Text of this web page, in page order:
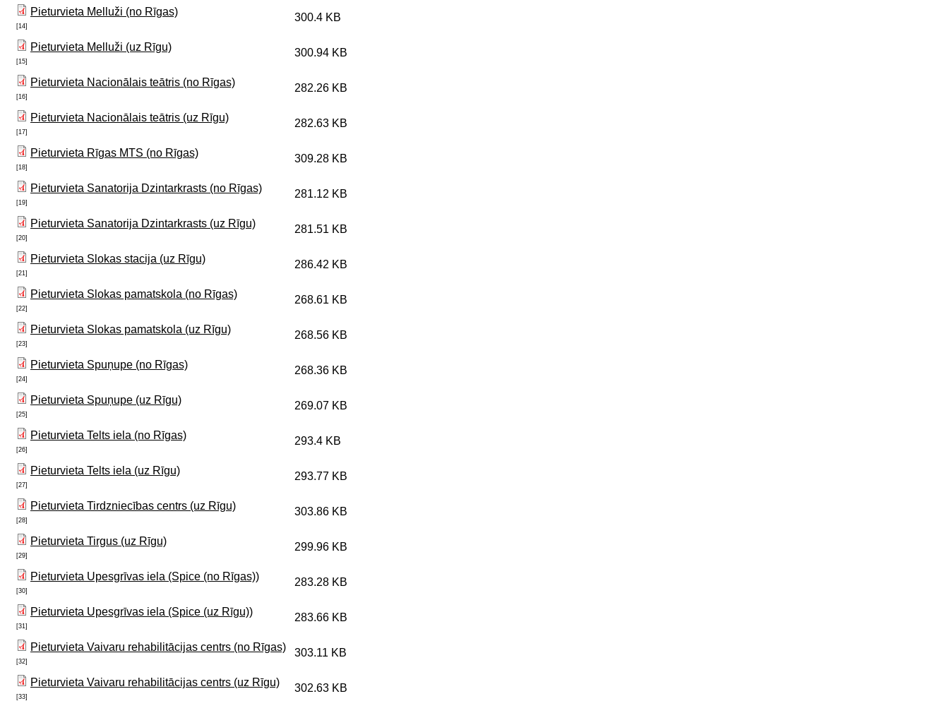
Pieturvieta Melluži (no Rīgas)
[14]
300.4 KB
Pieturvieta Melluži (uz Rīgu)
[15]
300.94 KB
Pieturvieta Nacionālais teātris (no Rīgas)
[16]
282.26 KB
Pieturvieta Nacionālais teātris (uz Rīgu)
[17]
282.63 KB
Pieturvieta Rīgas MTS (no Rīgas)
[18]
309.28 KB
Pieturvieta Sanatorija Dzintarkrasts (no Rīgas)
[19]
281.12 KB
Pieturvieta Sanatorija Dzintarkrasts (uz Rīgu)
[20]
281.51 KB
Pieturvieta Slokas stacija (uz Rīgu)
[21]
286.42 KB
Pieturvieta Slokas pamatskola (no Rīgas)
[22]
268.61 KB
Pieturvieta Slokas pamatskola (uz Rīgu)
[23]
268.56 KB
Pieturvieta Spuņupe (no Rīgas)
[24]
268.36 KB
Pieturvieta Spuņupe (uz Rīgu)
[25]
269.07 KB
Pieturvieta Telts iela (no Rīgas)
[26]
293.4 KB
Pieturvieta Telts iela (uz Rīgu)
[27]
293.77 KB
Pieturvieta Tirdzniecības centrs (uz Rīgu)
[28]
303.86 KB
Pieturvieta Tirgus (uz Rīgu)
[29]
299.96 KB
Pieturvieta Upesgrīvas iela (Spice (no Rīgas))
[30]
283.28 KB
Pieturvieta Upesgrīvas iela (Spice (uz Rīgu))
[31]
283.66 KB
Pieturvieta Vaivaru rehabilitācijas centrs (no Rīgas)
[32]
303.11 KB
Pieturvieta Vaivaru rehabilitācijas centrs (uz Rīgu)
[33]
302.63 KB